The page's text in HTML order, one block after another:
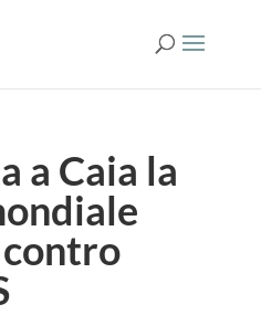
a Caia la